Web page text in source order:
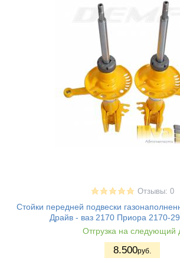
Отзывы: 0
Стойки передней подвески
Драйв - ваз 2170 Приора 2170-
Отгрузка на следующий
8.500руб.